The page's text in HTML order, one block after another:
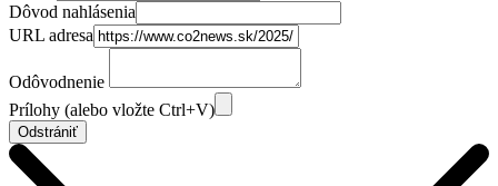
Dôvod nahlásenia
URL adresa
Odôvodnenie
Prílohy (alebo vložte Ctrl+V)
Odstrániť